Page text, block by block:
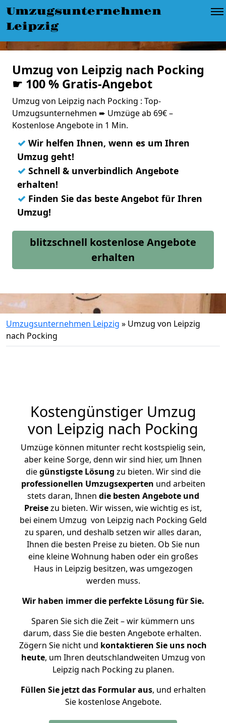
Umzugsunternehmen
Leipzig
Umzug von Leipzig nach Pocking
☛ 100 % Gratis-Angebot
Umzug von Leipzig nach Pocking : Top-
Umzugsunternehmen ➨ Umzüge ab 69€ –
Kostenlose Angebote in 1 Min.
✓ Wir helfen Ihnen, wenn es um Ihren
Umzug geht!
✓ Schnell & unverbindlich Angebote
erhalten!
✓ Finden Sie das beste Angebot für Ihren
Umzug!
blitzschnell kostenlose Angebote
erhalten
Umzugsunternehmen Leipzig » Umzug von Leipzig
nach Pocking
Kostengünstiger Umzug
von Leipzig nach Pocking
Umzüge können mitunter recht kostspielig sein,
aber keine Sorge, denn wir sind hier, um Ihnen
diegünstigste Lösung zu bieten. Wir sind die
professionellen Umzugsexperten und arbeiten
stets daran, Ihnen die besten Angebote und
Preisezu bieten. Wir wissen, wie wichtig es ist,
bei einem Umzug von Leipzig nach Pocking Geld
zu sparen, und deshalb setzen wir alles daran,
Ihnen die besten Preise zu bieten. Ob Sie nun
eine kleine Wohnung haben oder ein großes
Haus in Leipzig besitzen, was umgezogen
werden muss.
Wir haben immer die perfekte Lösung für Sie.
Sparen Sie sich die Zeit – wir kümmern uns
darum, dass Sie die besten Angebote erhalten.
Zögern Sie nicht und kontaktieren Sie uns noch
heute, um Ihren deutschlandweiten Umzug von
Leipzig nach Pocking zu planen.
Füllen Sie jetzt das Formular aus, und erhalten
Sie kostenlose Angebote.